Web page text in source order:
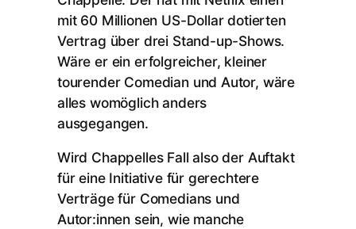
mit 60 Millionen US-Dollar dotierten
Vertrag über drei Stand-up-Shows.
Wäre er ein erfolgreicher, kleiner
tourender Comedian und Autor, wäre
alles womöglich anders
ausgegangen.
Wird Chappelles Fall also der Auftakt
für eine Initiative für gerechtere
Verträge für Comedians und
Autor:innen sein, wie manche